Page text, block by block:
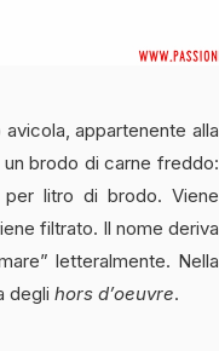
appartenente alla
brodo di carne freddo:
litro di brodo. Viene
filtrato. Il nome deriva
letteralmente. Nella
degli hors d’oeuvre.